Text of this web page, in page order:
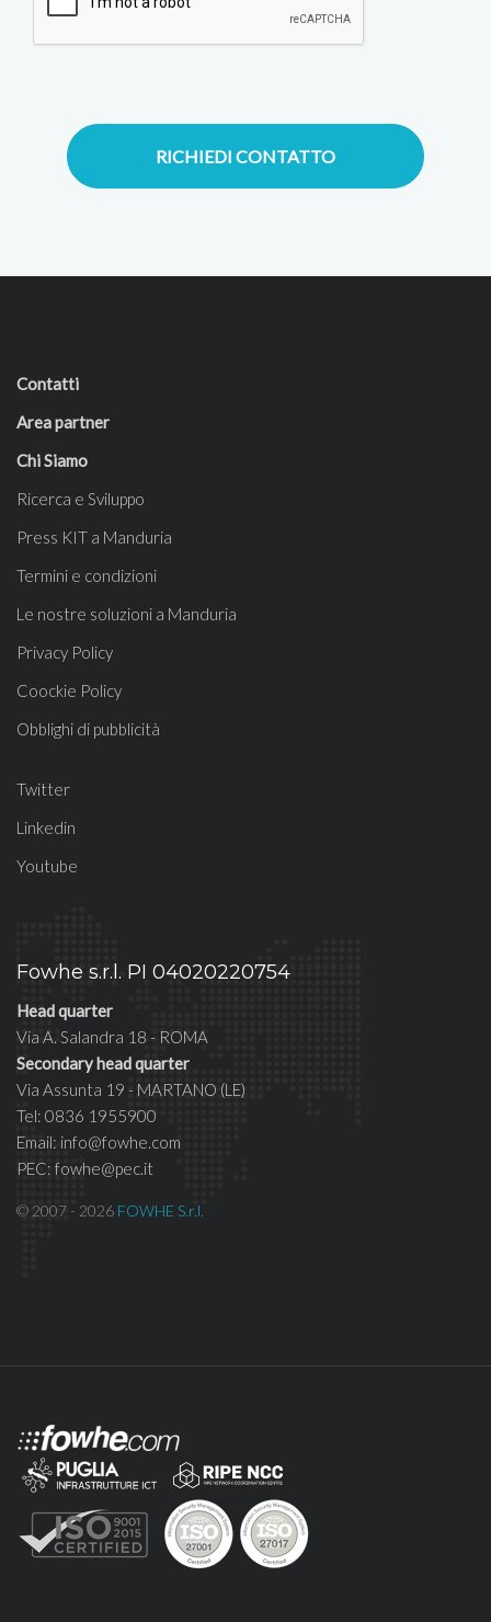
RICHIEDI CONTATTO
Contatti
Area partner
Chi Siamo
Ricerca e Sviluppo
Press KIT a Manduria
Termini e condizioni
Le nostre soluzioni a Manduria
Privacy Policy
Coockie Policy
Obblighi di pubblicità
Twitter
Linkedin
Youtube
Fowhe s.r.l. PI 04020220754
Head quarter
Via A. Salandra 18 - ROMA
Secondary head quarter
Via Assunta 19 - MARTANO (LE)
Tel: 0836 1955900
Email: info@fowhe.com
PEC: fowhe@pec.it
© 2007 - 2026 FOWHE S.r.l.